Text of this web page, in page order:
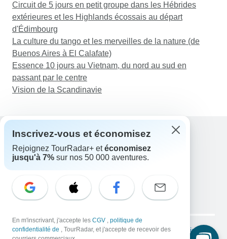
Circuit de 5 jours en petit groupe dans les Hébrides
extérieures et les Highlands écossais au départ
d'Édimbourg
La culture du tango et les merveilles de la nature (de
Buenos Aires à El Calafate)
Essence 10 jours au Vietnam, du nord au sud en
passant par le centre
Vision de la Scandinavie
Assistance
Contactez-nous
E-mail: support@tourradar.com
Sélectionnez la langue
Copyright © TourRadar. Tous droits réservés.
Mentions légales Politique de confidentialité Cookies
Inscrivez-vous et économisez
Rejoignez TourRadar+ etéconomisez
jusqu'à 7% sur nos 50 000 aventures.
En m'inscrivant, j'accepte les CGV , politique de
confidentialité de , TourRadar, et j'accepte de recevoir des